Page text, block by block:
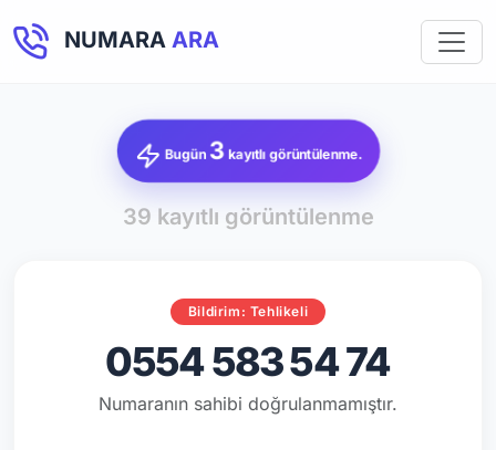
NUMARA ARA
Bugün 3kayıtlı görüntülenme.
39 kayıtlı görüntülenme
Bildirim: Tehlikeli
0554 583 54 74
Numaranın sahibi doğrulanmamıştır.